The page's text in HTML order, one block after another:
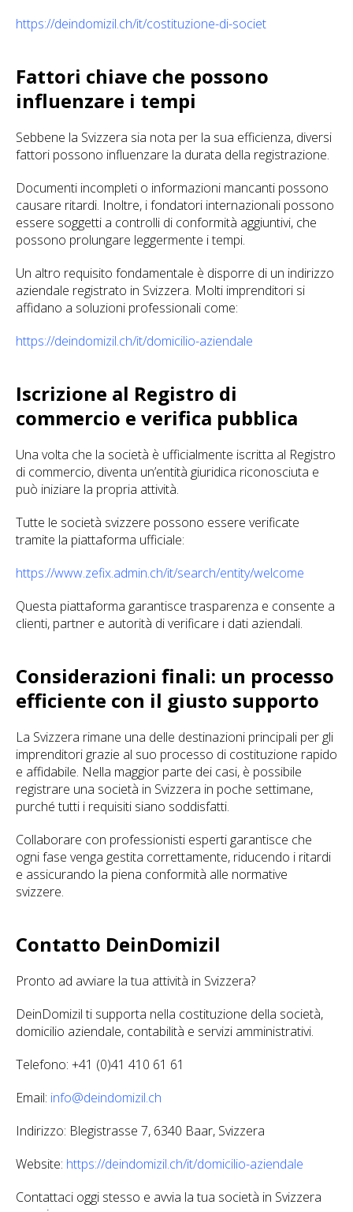
https://deindomizil.ch/it/costituzione-di-societ
Fattori chiave che possono
influenzare i tempi
Sebbene la Svizzera sia nota per la sua efficienza, diversi
fattori possono influenzare la durata della registrazione.
Documenti incompleti o informazioni mancanti possono
causare ritardi. Inoltre, i fondatori internazionali possono
essere soggetti a controlli di conformità aggiuntivi, che
possono prolungare leggermente i tempi.
Un altro requisito fondamentale è disporre di un indirizzo
aziendale registrato in Svizzera. Molti imprenditori si
affidano a soluzioni professionali come:
https://deindomizil.ch/it/domicilio-aziendale
Iscrizione al Registro di
commercio e verifica pubblica
Una volta che la società è ufficialmente iscritta al Registro
di commercio, diventa un’entità giuridica riconosciuta e
può iniziare la propria attività.
Tutte le società svizzere possono essere verificate
tramite la piattaforma ufficiale:
https://www.zefix.admin.ch/it/search/entity/welcome
Questa piattaforma garantisce trasparenza e consente a
clienti, partner e autorità di verificare i dati aziendali.
Considerazioni finali: un processo
efficiente con il giusto supporto
La Svizzera rimane una delle destinazioni principali per gli
imprenditori grazie al suo processo di costituzione rapido
e affidabile. Nella maggior parte dei casi, è possibile
registrare una società in Svizzera in poche settimane,
purché tutti i requisiti siano soddisfatti.
Collaborare con professionisti esperti garantisce che
ogni fase venga gestita correttamente, riducendo i ritardi
e assicurando la piena conformità alle normative
svizzere.
Contatto DeinDomizil
Pronto ad avviare la tua attività in Svizzera?
DeinDomizil ti supporta nella costituzione della società,
domicilio aziendale, contabilità e servizi amministrativi.
Telefono: +41 (0)41 410 61 61
Email: info@deindomizil.ch
Indirizzo: Blegistrasse 7, 6340 Baar, Svizzera
Website: https://deindomizil.ch/it/domicilio-aziendale
Contattaci oggi stesso e avvia la tua società in Svizzera